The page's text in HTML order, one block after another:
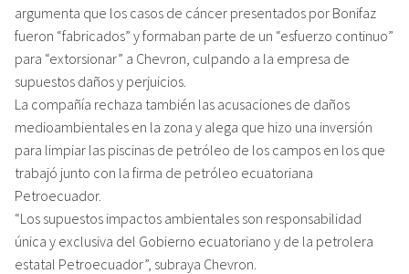
argumenta que los casos de cáncer presentados por Bonifaz
fueron “fabricados” y formaban parte de un “esfuerzo continuo”
para “extorsionar” a Chevron, culpando a la empresa de
supuestos daños y perjuicios.
La compañía rechaza también las acusaciones de daños
medioambientales en la zona y alega que hizo una inversión
para limpiar las piscinas de petróleo de los campos en los que
trabajó junto con la firma de petróleo ecuatoriana
Petroecuador.
“Los supuestos impactos ambientales son responsabilidad
única y exclusiva del Gobierno ecuatoriano y de la petrolera
estatal Petroecuador”, subraya Chevron.